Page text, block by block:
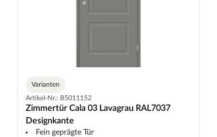
Varianten
Artikel-Nr.: B5011152
Zimmertür Cala 03 Lavagrau RAL7037
Designkante
Fein geprägte Tür